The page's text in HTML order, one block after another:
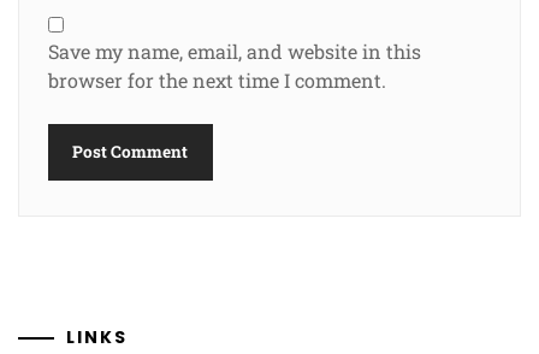
Save my name, email, and website in this
browser for the next time I comment.
LINKS